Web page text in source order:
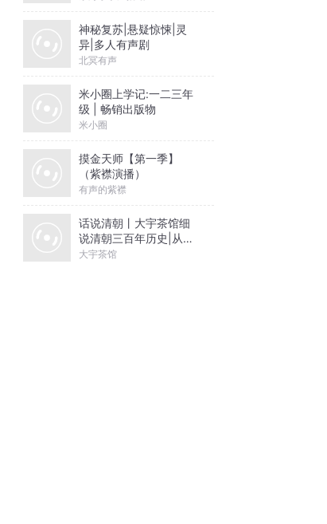
神秘复苏|悬疑惊悚|灵
异|多人有声剧
北冥有声
米小圈上学记:一二三年
级 | 畅销出版物
米小圈
摸金天师【第一季】
（紫襟演播）
有声的紫襟
话说清朝丨大宇茶馆细
说清朝三百年历史|从努
尔哈赤到末代皇帝溥仪|
大宇茶馆